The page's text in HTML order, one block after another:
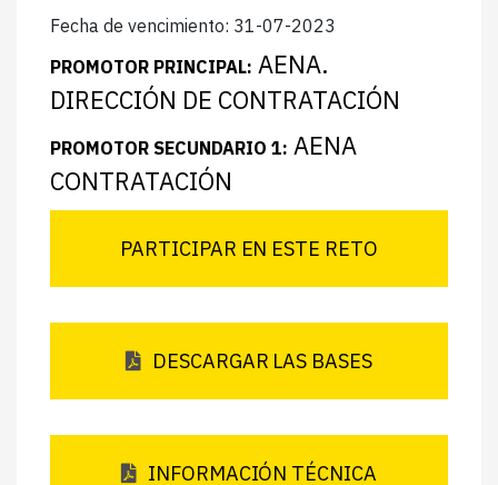
Fecha de vencimiento: 31-07-2023
PROMOTOR PRINCIPAL: AENA.
DIRECCIÓN DE CONTRATACIÓN
PROMOTOR SECUNDARIO 1: AENA
CONTRATACIÓN
PARTICIPAR EN ESTE RETO
DESCARGAR LAS BASES
INFORMACIÓN TÉCNICA